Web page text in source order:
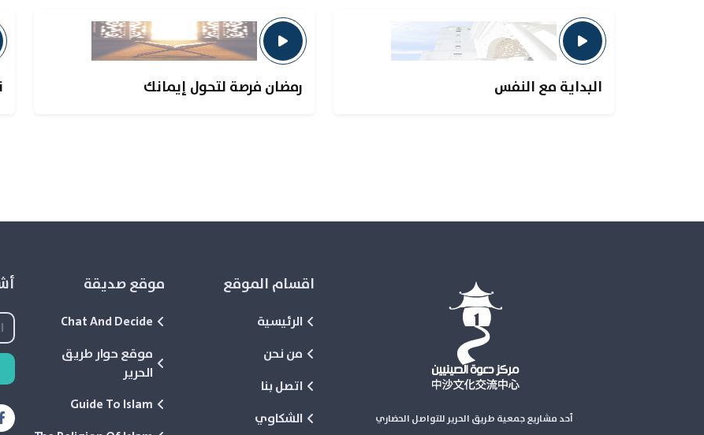
البداية مع النفس رمضان فرصة لتحول إيمانك
أحد مشاريع جمعية طريق الحرير للتواصل الحضاري
اقسام الموقع
الرئيسية
من نحن
اتصل بنا
الشكاوي
موقع صديقة
Chat And Decide
موقع حوار طريق
الحرير
Guide To Islam